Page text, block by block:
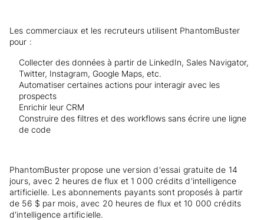
Les commerciaux et les recruteurs utilisent PhantomBuster
pour :
Collecter des données à partir de LinkedIn, Sales Navigator,
Twitter, Instagram, Google Maps, etc.
Automatiser certaines actions pour interagir avec les
prospects
Enrichir leur CRM
Construire des filtres et des workflows sans écrire une ligne
de code
PhantomBuster propose une version d'essai gratuite de 14
jours, avec 2 heures de flux et 1 000 crédits d'intelligence
artificielle. Les abonnements payants sont proposés à partir
de 56 $ par mois, avec 20 heures de flux et 10 000 crédits
d'intelligence artificielle.